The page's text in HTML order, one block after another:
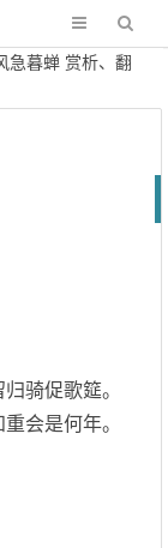
急暮蝉 赏析、翻
骑促歌筵。
会是何年。